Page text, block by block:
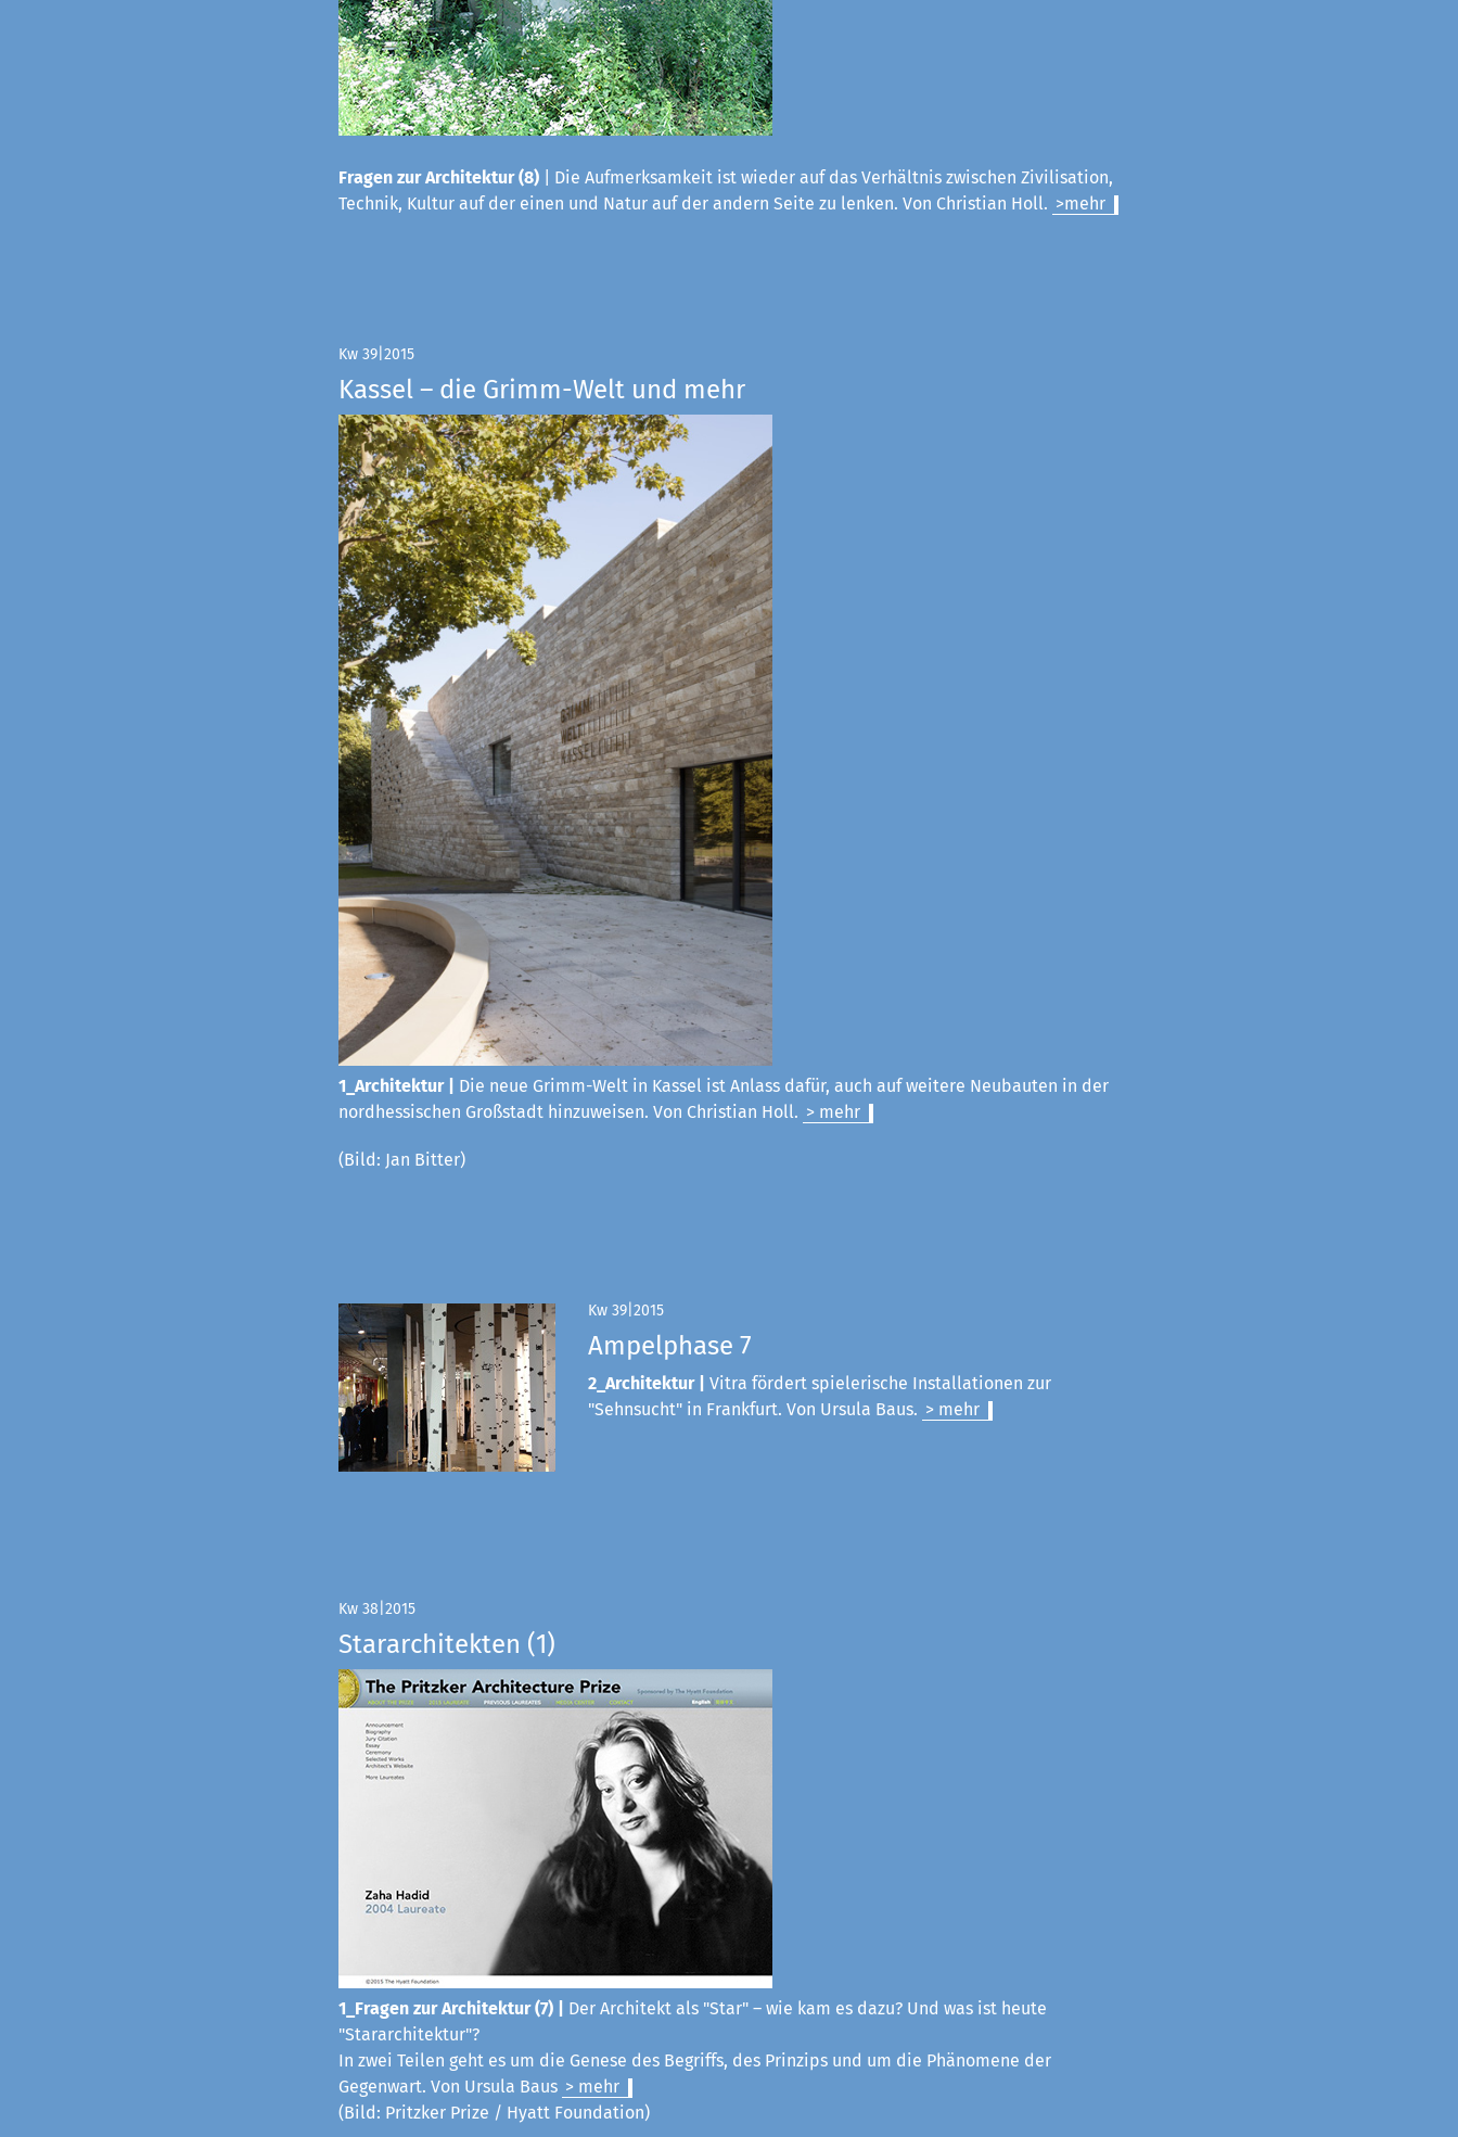
Fragen zur Architektur (8) | Die Aufmerksamkeit ist wieder auf das Verhältnis zwischen Zivilisation,
Technik, Kultur auf der einen und Natur auf der andern Seite zu lenken. Von Christian Holl. >mehr
Kw 39|2015
Kassel – die Grimm-Welt und mehr
1_Architektur |
Die neue Grimm-Welt in Kassel ist Anlass dafür, auch auf weitere Neubauten in der
nordhessischen Großstadt hinzuweisen. Von Christian Holl. > mehr
(Bild: Jan Bitter)
Kw 39|2015
Ampelphase 7
2_Architektur |
Vitra fördert spielerische Installationen zur
"Sehnsucht" in Frankfurt. Von Ursula Baus. > mehr
Kw 38|2015
Stararchitekten (1)
1_Fragen zur Architektur (7) |
Der Architekt als "Star" – wie kam es dazu? Und was ist heute
"Stararchitektur"?
In zwei Teilen geht es um die Genese des Begriffs, des Prinzips und um die Phänomene der
Gegenwart. Von Ursula Baus > mehr
(Bild: Pritzker Prize / Hyatt Foundation)